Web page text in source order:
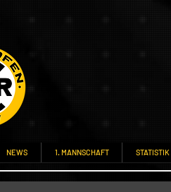
NEWS 1. MANNSCHAFT STATISTIK